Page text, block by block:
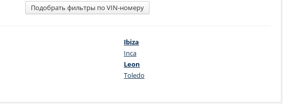
Подобрать фильтры по VIN-номеру
Ibiza
Inca
Leon
Toledo